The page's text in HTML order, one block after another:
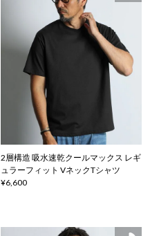
2層構造 吸水速乾クールマックス レギ
ュラーフィット VネックTシャツ
¥6,600